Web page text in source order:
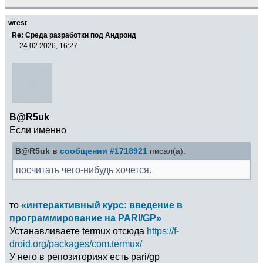
wrest
Re: Среда разработки под Андроид
24.02.2026, 16:27
B@R5uk
Если именно
B@R5uk в сообщении #1718921 писал(а):
посчитать чего-нибудь хочется.
то «интерактивный курс: введение в
программирование на PARI/GP»
Устанавливаете termux отсюда https://f-
droid.org/packages/com.termux/
У него в репозиториях есть pari/gp